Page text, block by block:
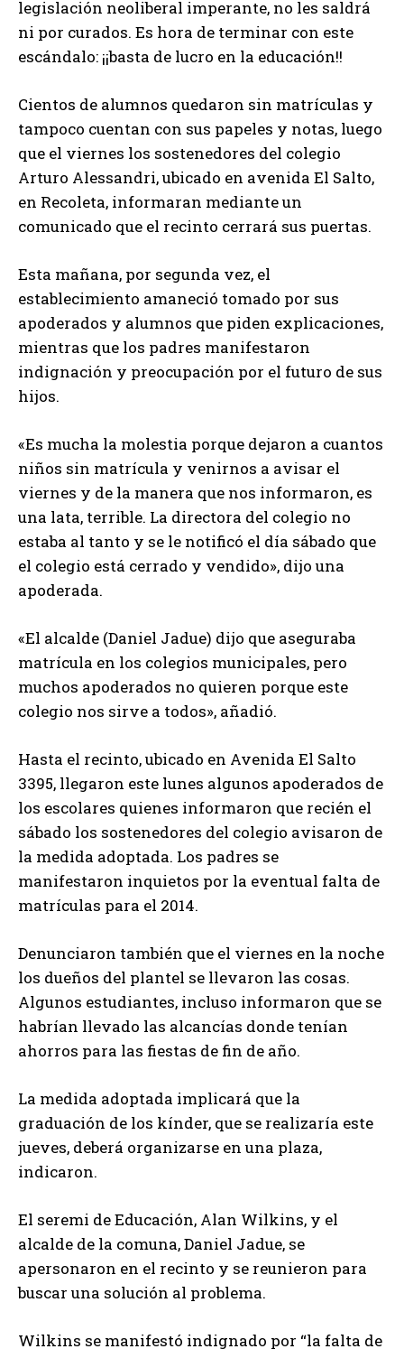
legislación neoliberal imperante, no les saldrá
ni por curados. Es hora de terminar con este
escándalo: ¡¡basta de lucro en la educación!!
Cientos de alumnos quedaron sin matrículas y
tampoco cuentan con sus papeles y notas, luego
que el viernes los sostenedores del colegio
Arturo Alessandri, ubicado en avenida El Salto,
en Recoleta, informaran mediante un
comunicado que el recinto cerrará sus puertas.
Esta mañana, por segunda vez, el
establecimiento amaneció tomado por sus
apoderados y alumnos que piden explicaciones,
mientras que los padres manifestaron
indignación y preocupación por el futuro de sus
hijos.
«Es mucha la molestia porque dejaron a cuantos
niños sin matrícula y venirnos a avisar el
viernes y de la manera que nos informaron, es
una lata, terrible. La directora del colegio no
estaba al tanto y se le notificó el día sábado que
el colegio está cerrado y vendido», dijo una
apoderada.
«El alcalde (Daniel Jadue) dijo que aseguraba
matrícula en los colegios municipales, pero
muchos apoderados no quieren porque este
colegio nos sirve a todos», añadió.
Hasta el recinto, ubicado en Avenida El Salto
3395, llegaron este lunes algunos apoderados de
los escolares quienes informaron que recién el
sábado los sostenedores del colegio avisaron de
la medida adoptada. Los padres se
manifestaron inquietos por la eventual falta de
matrículas para el 2014.
Denunciaron también que el viernes en la noche
los dueños del plantel se llevaron las cosas.
Algunos estudiantes, incluso informaron que se
habrían llevado las alcancías donde tenían
ahorros para las fiestas de fin de año.
La medida adoptada implicará que la
graduación de los kínder, que se realizaría este
jueves, deberá organizarse en una plaza,
indicaron.
El seremi de Educación, Alan Wilkins, y el
alcalde de la comuna, Daniel Jadue, se
apersonaron en el recinto y se reunieron para
buscar una solución al problema.
Wilkins se manifestó indignado por “la falta de